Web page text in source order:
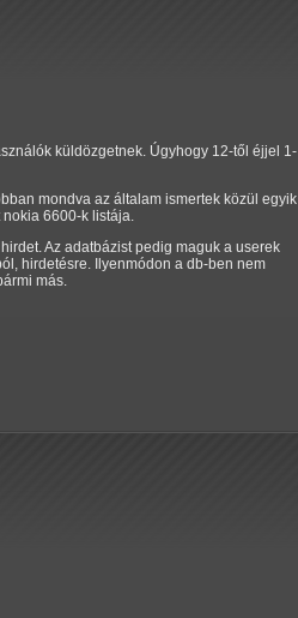
küldözgetnek. Úgyhogy 12-től éjjel 1-
mondva az általam ismertek közül egyik
6600-k listája.
Az adatbázist pedig maguk a userek
hirdetésre. Ilyenmódon a db-ben nem
más.